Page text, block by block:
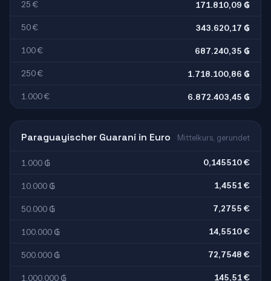
25 € 171.810,09 ₲
50 € 343.620,17 ₲
100 € 687.240,35 ₲
250 € 1.718.100,86 ₲
1.000 € 6.872.403,45 ₲
Paraguayischer Guaraní in Euro Mittelkurs, gerundet
1.000 ₲ 0,145510 €
10.000 ₲ 1,4551 €
50.000 ₲ 7,2755 €
100.000 ₲ 14,5510 €
500.000 ₲ 72,7548 €
1.000.000 ₲ 145,51 €